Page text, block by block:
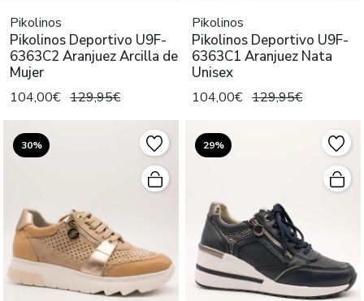
Pikolinos
Pikolinos Deportivo U9F-
6363C2 Aranjuez Arcilla de
Mujer
104,00€ 129,95€
Pikolinos
Pikolinos Deportivo U9F-
6363C1 Aranjuez Nata
Unisex
104,00€ 129,95€
30% 29%